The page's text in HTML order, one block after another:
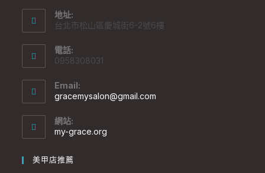
地址:
台北市松山區慶城街6-2號6樓
電話:
0958308031
Email:
gracemysalon@gmail.com
網站:
my-grace.org
美甲店推薦